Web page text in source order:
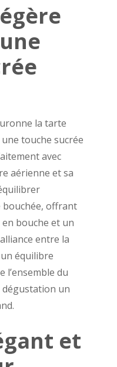
la tarte
touche sucrée
avec
aérienne et sa
bouchée, offrant
bouche et un
entre la
équilibre
l’ensemble du
dégustation un
et